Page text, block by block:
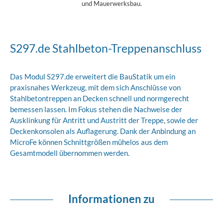
und Mauerwerksbau.
S297.de Stahlbeton-Treppenanschluss
Das Modul S297.de erweitert die BauStatik um ein
praxisnahes Werkzeug, mit dem sich Anschlüsse von
Stahlbetontreppen an Decken schnell und normgerecht
bemessen lassen. Im Fokus stehen die Nachweise der
Ausklinkung für Antritt und Austritt der Treppe, sowie der
Deckenkonsolen als Auflagerung. Dank der Anbindung an
MicroFe können Schnitt­größen mühelos aus dem
Gesamtmodell übernommen werden.
Informationen zu